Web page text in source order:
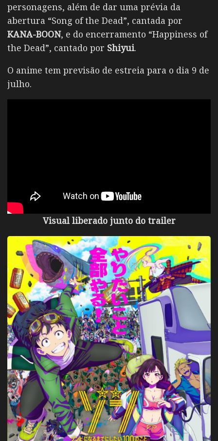
personagens, além de dar uma prévia da
abertura “Song of the Dead”, cantada por
KANA-BOON, e do encerramento “Happiness of
the Dead”, cantado por Shiyui.
O anime tem previsão de estreia para o dia 9 de
julho.
Visual liberado junto do trailer